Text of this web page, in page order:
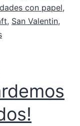
con papel,
, San Valentin,